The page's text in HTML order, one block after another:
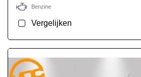
Benzine
Vergelijken